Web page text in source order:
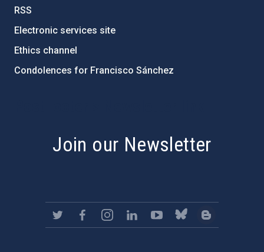
RSS
Electronic services site
Ethics channel
Condolences for Francisco Sánchez
Join our Newsletter